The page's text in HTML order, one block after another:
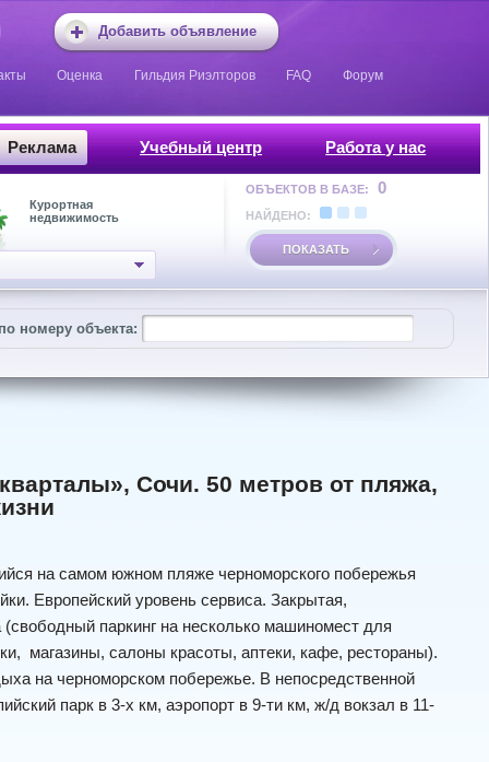
Добавить объявление
Оценка Гильдия Риэлторов FAQ Форум
Реклама Учебный центр Работа у нас
Курортная
недвижимость
ОБЪЕКТОВ В БАЗЕ: 0
НАЙДЕНО:
ПОКАЗАТЬ
номеру объекта:
Сочи. 50 метров от пляжа,
на самом южном пляже черноморского побережья
Европейский уровень сервиса. Закрытая,
(свободный паркинг на несколько машиномест для
магазины, салоны красоты, аптеки, кафе, рестораны).
на черноморском побережье. В непосредственной
парк в 3-х км, аэропорт в 9-ти км, ж/д вокзал в 11-